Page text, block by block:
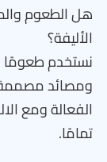
هل الطعوم
الأليفة؟
نستخدم طعومًا
ومصائد مصممة
الفعالة ومع
تمامًا.